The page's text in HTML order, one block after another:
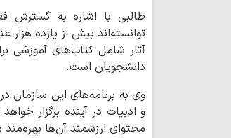
طالبی با اشاره به گسترش
توانسته‌اند بیش از یازده هزار
آثار شامل کتاب‌های آموزشی
دانشجویان است.
وی به برنامه‌های این سازمان
و ادبیات در آینده برگزار
محتوای ارزشمند آن‌ها بهره‌مند